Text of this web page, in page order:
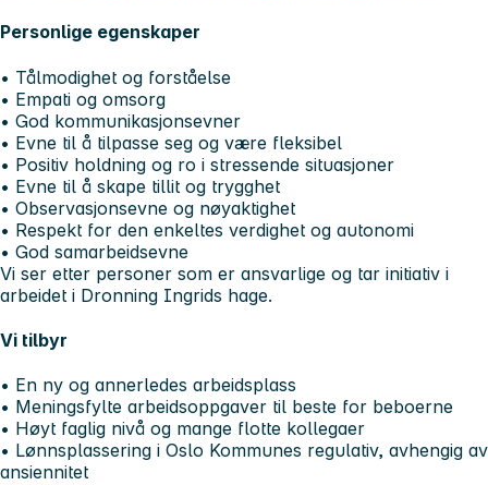
Personlige egenskaper
• Tålmodighet og forståelse
• Empati og omsorg
• God kommunikasjonsevner
• Evne til å tilpasse seg og være fleksibel
• Positiv holdning og ro i stressende situasjoner
• Evne til å skape tillit og trygghet
• Observasjonsevne og nøyaktighet
• Respekt for den enkeltes verdighet og autonomi
• God samarbeidsevne
Vi ser etter personer som er ansvarlige og tar initiativ i
arbeidet i Dronning Ingrids hage.
Vi tilbyr
• En ny og annerledes arbeidsplass
• Meningsfylte arbeidsoppgaver til beste for beboerne
• Høyt faglig nivå og mange flotte kollegaer
• Lønnsplassering i Oslo Kommunes regulativ, avhengig av
ansiennitet